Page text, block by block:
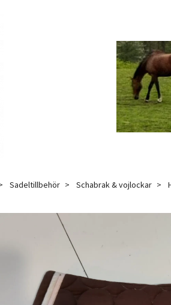
Sadeltillbehör Schabrak & vojlockar